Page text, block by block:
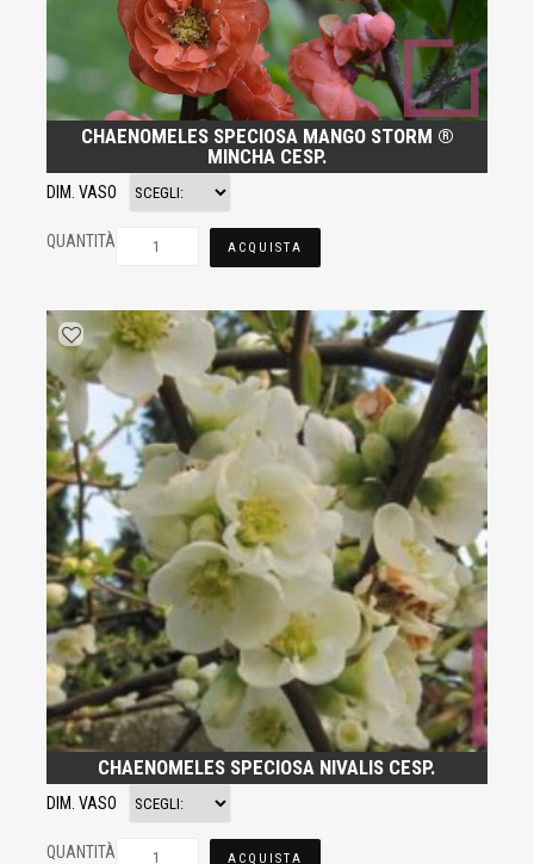
CHAENOMELES SPECIOSA MANGO STORM ®
MINCHA CESP.
DIM. VASO
QUANTITÀ ACQUISTA
CHAENOMELES SPECIOSA NIVALIS CESP.
DIM. VASO
QUANTITÀ ACQUISTA